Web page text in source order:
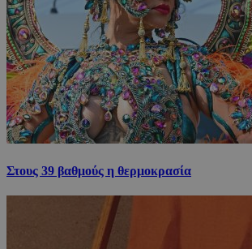
Στους 39 βαθμούς η θερμοκρασία